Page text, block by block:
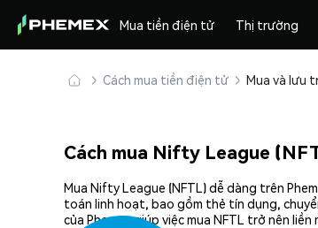
Mua tiền điện tử Thị trường
Cách mua tiền điện tử
Cách mua Nifty League
Mua Nifty League (NFTL) dễ dàng trên
toán linh hoạt, bao gồm thẻ tín dụng,
của Phemex giúp việc mua NFTL trở nên